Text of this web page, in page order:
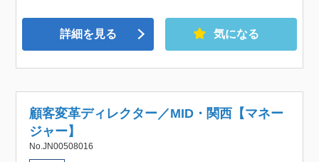
詳細を見る 気になる
顧客変革ディレクター／MID・関西【マネー
ジャー】
No.JN00508016